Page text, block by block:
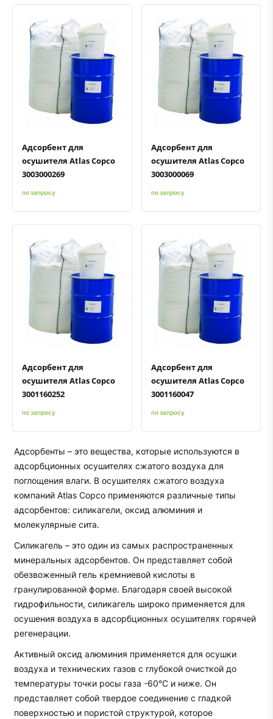
Быстрый просмотрДобавить к сравнению
Добавить в избранное
Адсорбент для
осушителя Atlas Copco
3003000269
по запросу
Быстрый просмотрДобавить к сравнению
Добавить в избранное
Адсорбент для
осушителя Atlas Copco
3003000069
по запросу
Быстрый просмотрДобавить к сравнению
Добавить в избранное
Адсорбент для
осушителя Atlas Copco
3001160252
по запросу
Быстрый просмотрДобавить к сравнению
Добавить в избранное
Адсорбент для
осушителя Atlas Copco
3001160047
по запросу
Адсорбенты – это вещества, которые используются в
адсорбционных осушителях сжатого воздуха для
поглощения влаги. В осушителях сжатого воздуха
компаний Atlas Copco применяются различные типы
адсорбентов: силикагели, оксид алюминия и
молекулярные сита.
Силикагель – это один из самых распространенных
минеральных адсорбентов. Он представляет собой
обезвоженный гель кремниевой кислоты в
гранулированной форме. Благодаря своей высокой
гидрофильности, силикагель широко применяется для
осушения воздуха в адсорбционных осушителях горячей
регенерации.
Активный оксид алюминия применяется для осушки
воздуха и технических газов с глубокой очисткой до
температуры точки росы газа -60°С и ниже. Он
представляет собой твердое соединение с гладкой
поверхностью и пористой структурой, которое